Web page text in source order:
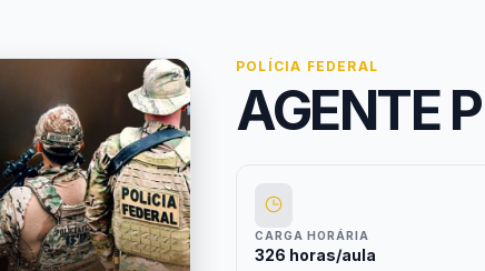
POLÍCIA FEDERAL
AGENTE
CARGA HORÁRIA
326 horas/aula